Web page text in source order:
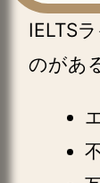
IELTS
のがあ